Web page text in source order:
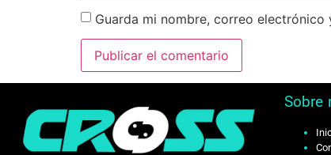
Guarda mi nombre, correo
Sobre